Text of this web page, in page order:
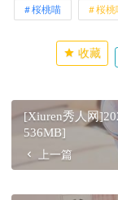
桜桃喵 桜桃
收藏
[Xiuren秀人网
536MB]
上一篇